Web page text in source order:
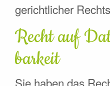
gerichtlicher
Recht auf
barkeit
Sie haben das